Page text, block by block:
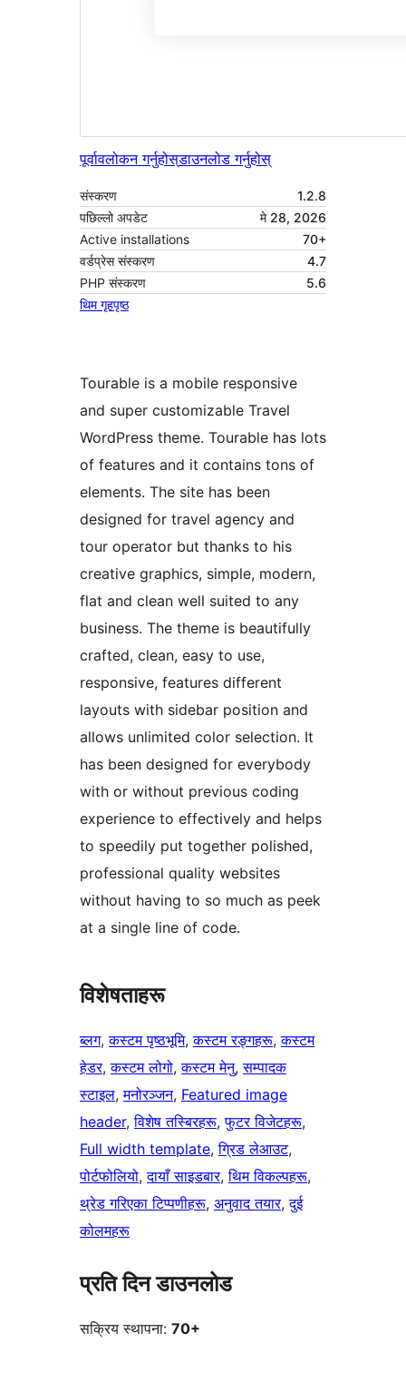
पूर्वावलोकन गर्नुहोस्डाउनलोड गर्नुहोस्
संस्करण
1.2.8
पछिल्लो अपडेट
मे 28, 2026
Active installations
70+
वर्डप्रेस संस्करण
4.7
PHP संस्करण
5.6
थिम गृहपृष्ठ
Tourable is a mobile responsive
and super customizable Travel
WordPress theme. Tourable has lots
of features and it contains tons of
elements. The site has been
designed for travel agency and
tour operator but thanks to his
creative graphics, simple, modern,
flat and clean well suited to any
business. The theme is beautifully
crafted, clean, easy to use,
responsive, features different
layouts with sidebar position and
allows unlimited color selection. It
has been designed for everybody
with or without previous coding
experience to effectively and helps
to speedily put together polished,
professional quality websites
without having to so much as peek
at a single line of code.
विशेषताहरू
ब्लग, कस्टम पृष्ठभूमि, कस्टम रङ्गहरू, कस्टम
हेडर, कस्टम लोगो, कस्टम मेनु, सम्पादक
स्टाइल, मनोरञ्जन, Featured image
header, विशेष तस्बिरहरू, फुटर विजेटहरू
Full width template, ग्रिड लेआउट
पोर्टफोलियो, दायाँ साइडबार, थिम विकल्पहरू
थ्रेड गरिएका टिप्पणीहरू, अनुवाद तयार, दुई
कोलमहरू
प्रति दिन डाउनलोड
सक्रिय स्थापना: 70+